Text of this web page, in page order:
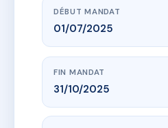
DÉBUT MANDAT
01/07/2025
FIN MANDAT
31/10/2025